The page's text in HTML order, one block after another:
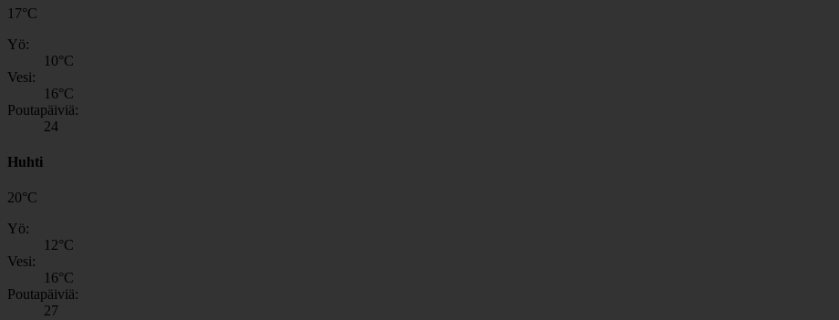
17°C
Yö:
10°C
Vesi:
16°C
Poutapäiviä:
24
Huhti
20°C
Yö:
12°C
Vesi:
16°C
Poutapäiviä:
27